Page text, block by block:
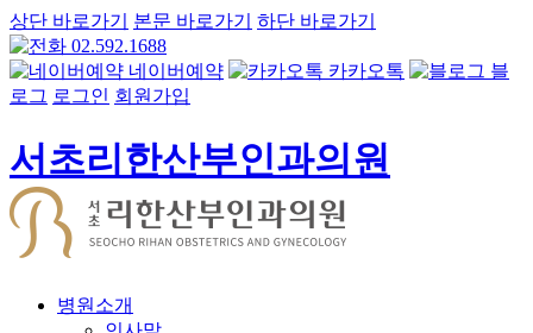
상단 바로가기 본문 바로가기
하단 바로가기
02.592.1688
네이버예약
카카오톡
블
로그 로그인 회원가입
서초리한산부인과의원
병원소개